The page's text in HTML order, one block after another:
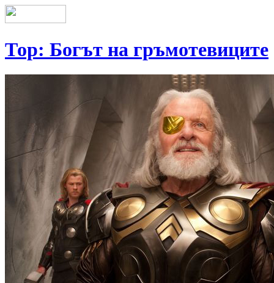
Тор: Богът на гръмотевиците